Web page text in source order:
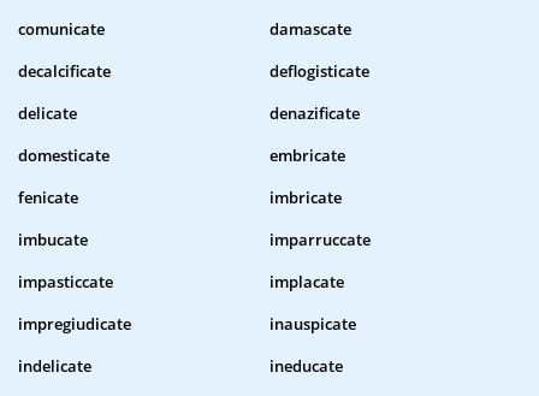
comunicate
damascate
decalcificate
deflogisticate
delicate
denazificate
domesticate
embricate
fenicate
imbricate
imbucate
imparruccate
impasticcate
implacate
impregiudicate
inauspicate
indelicate
ineducate